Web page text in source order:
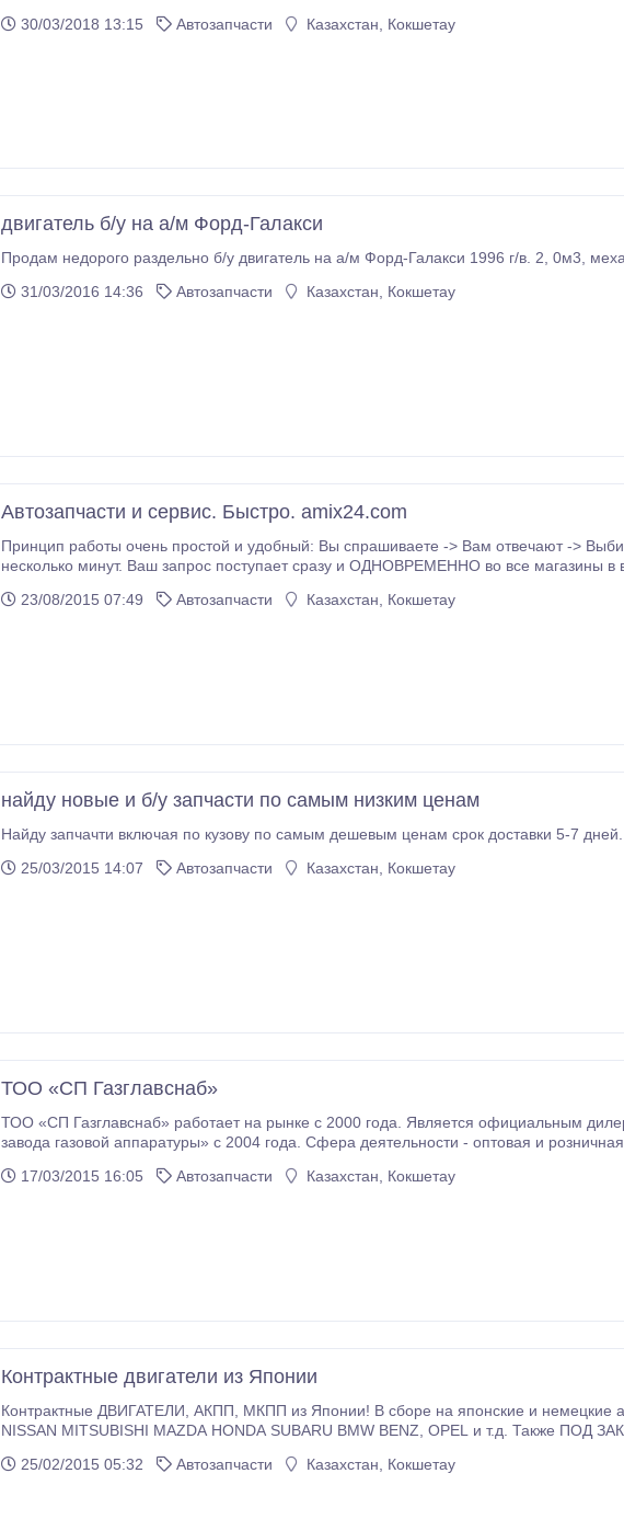
30/03/2018 13:15
Автозапчасти Казахстан, Кокшетау
двигатель б/у на а/м Форд-Галакси
Продам недорого раздельно б/у
31/03/2016 14:36
Автозапчасти Казахстан, Кокшетау
Автозапчасти и сервис. Быстро. amix24.com
Принцип работы очень простой и удобный: Вы спрашиваете -> Вам отвечают -> Выбираете лучшее! Обычно это занимает
несколько минут. Ваш запрос поступает сразу и ОДНОВРЕМЕННО во все магазины в выбранном
23/08/2015 07:49
Автозапчасти Казахстан, Кокшетау
найду новые и б/у запчасти по самым низким ценам
Найду запчачти включая по кузову по самым дешевым ценам срок доставки 5-7 дней.
25/03/2015 14:07
Автозапчасти Казахстан, Кокшетау
ТОО «СП Газглавснаб»
ТОО «СП Газглавснаб» работает на рынке с 2000 года. Является официальным
завода газовой аппаратуры» с 2004 года. Сфера деятельности - оптовая и розничная торговля газовым бытовым и
редуцирующей арматурой, фум-лентой, перевод автотранспорта на сжиженный газ.
17/03/2015 16:05 Автозапчасти Казахстан, Кокшетау
Контрактные двигатели из Японии
Контрактные ДВИГАТЕЛИ, АКПП, МКПП из Японии! В сборе на японские и немецкие авто. Шины, запчасти по кузову. TOYOTA
NISSAN MITSUBISHI MAZDA HONDA SUBARU BMW BENZ, OPEL и т.д. Также ПОД ЗАКАЗ! Двигатели , АКПП из США, Европы,
25/02/2015 05:32
Автозапчасти Казахстан, Кокшетау